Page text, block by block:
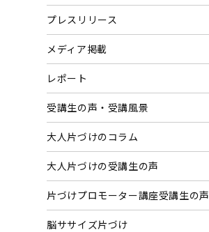
プレスリリース
メディア掲載
レポート
受講生の声・受講風景
大人片づけのコラム
大人片づけの受講生の声
片づけプロモーター講座受講生の声
脳ササイズ片づけ